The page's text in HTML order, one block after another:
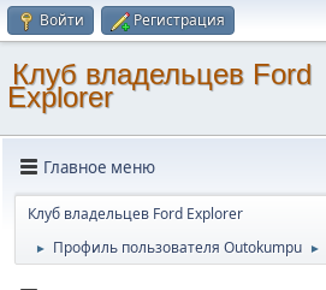
Войти Регистрация
Клуб владельцев Ford
Explorer
Главное меню
Клуб владельцев Ford Explorer
► Профиль пользователя Outokumpu ►